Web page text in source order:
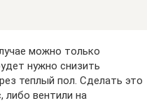
можно только
нужно снизить
теплый пол. Сделать это
либо вентили на